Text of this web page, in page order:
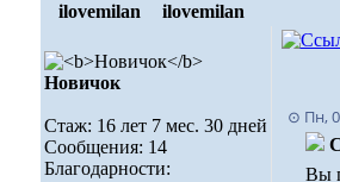
ilovemilan ilovemilan
Новичок
Стаж: 16 лет 7 мес. 30 дней
Сообщения: 14
Благодарности:
⊙ Пн,
Вы